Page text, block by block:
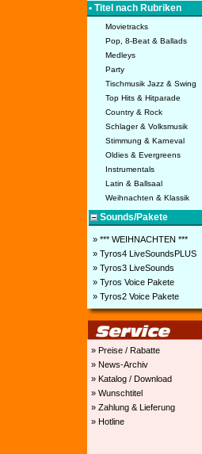
• Titel nach Rubriken
Movietracks
Pop, 8-Beat & Ballads
Medleys
Party
Tischmusik Jazz & Swing
Top Hits & Hitparade
Country & Rock
Schlager & Volksmusik
Stimmung & Karneval
Oldies & Evergreens
Instrumentals
Latin & Ballsaal
Weihnachten & Klassik
Sounds/Pakete
» *** WEIHNACHTEN ***
» Tyros4 LiveSoundsPLUS
» Tyros3 LiveSounds
» Tyros Voice Pakete
» Tyros2 Voice Pakete
» Preise / Rabatte
» News-Archiv
» Katalog / Download
» Wunschtitel
» Zahlung & Lieferung
» Hotline